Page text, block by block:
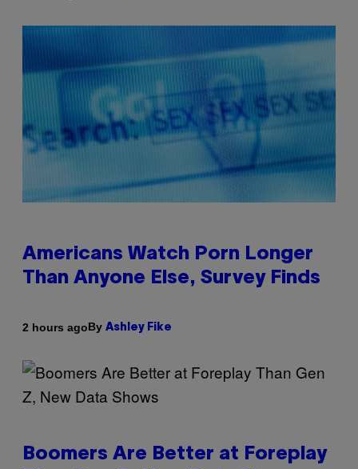
Americans Watch Porn Longer
Than Anyone Else, Survey Finds
2 hours agoBy Ashley Fike
Boomers Are Better at Foreplay